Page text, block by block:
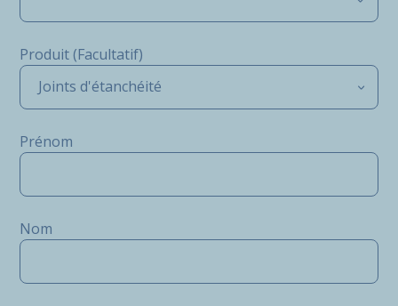
Produit (Facultatif)
Joints d'étanchéité
Prénom
Nom